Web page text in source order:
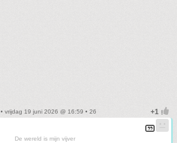
• vrijdag 19 juni 2026 @ 16:59 • 26
De wereld is mijn vijver